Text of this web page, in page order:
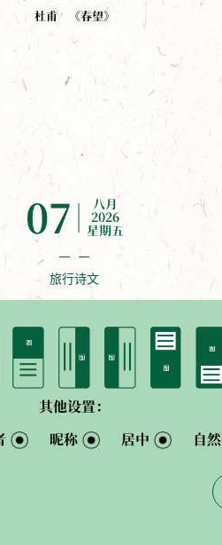
杜甫 《春望》
07
八月
2026
星期五
旅行诗文
其他设置：
昵称 居中 自然